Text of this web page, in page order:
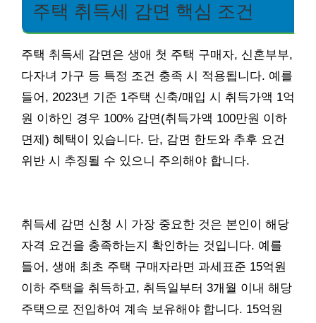
주택 취득세 감면 핵심 조건
주택 취득세 감면은 생애 첫 주택 구매자, 신혼부부,
다자녀 가구 등 특정 조건 충족 시 적용됩니다. 예를
들어, 2023년 기준 1주택 신축/매입 시 취득가액 1억
원 이하인 경우 100% 감면(취득가액 100만원 이하
면제) 혜택이 있습니다. 단, 감면 한도와 추후 요건
위반 시 추징될 수 있으니 주의해야 합니다.
취득세 감면 신청 시 가장 중요한 것은 본인이 해당
자격 요건을 충족하는지 확인하는 것입니다. 예를
들어, 생애 최초 주택 구매자라면 과세표준 15억원
이하 주택을 취득하고, 취득일부터 3개월 이내 해당
주택으로 전입하여 계속 보유해야 합니다. 15억원